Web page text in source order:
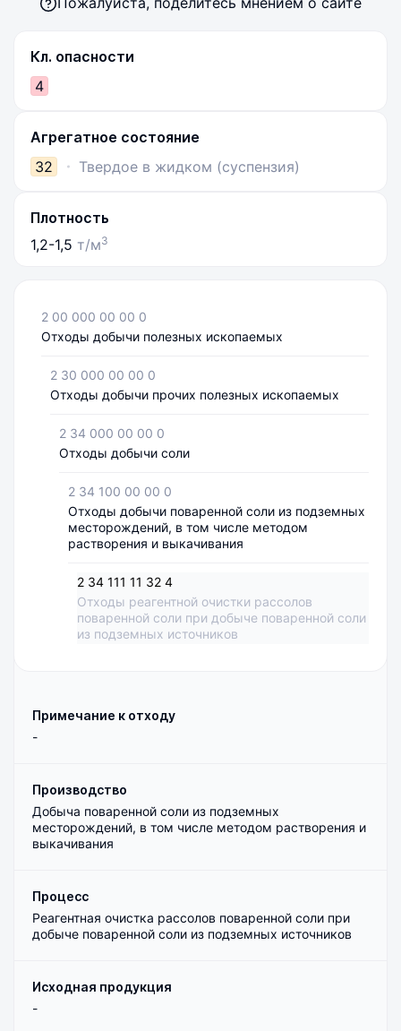
Кл. опасности
4
Агрегатное состояние
32
Твердое в жидком (суспензия)
Плотность
1,2-1,5 т/м3
2 00 000 00 00 0
Отходы добычи полезных ископаемых
2 30 000 00 00 0
Отходы добычи прочих полезных ископаемых
2 34 000 00 00 0
Отходы добычи соли
2 34 100 00 00 0
Отходы добычи поваренной соли из подземных
месторождений, в том числе методом
растворения и выкачивания
2 34 111 11 32 4
Отходы реагентной очистки рассолов
поваренной соли при добыче поваренной соли
из подземных источников
Примечание к отходу
-
Производство
Добыча поваренной соли из подземных
месторождений, в том числе методом растворения и
выкачивания
Процесс
Реагентная очистка рассолов поваренной соли при
добыче поваренной соли из подземных источников
Исходная продукция
-